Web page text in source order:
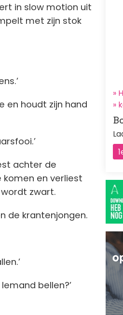
in slow motion uit
met zijn stok
en houdt zijn hand
achter de
komen en verliest
wordt zwart.
de krantenjongen.
bellen?’
»
»